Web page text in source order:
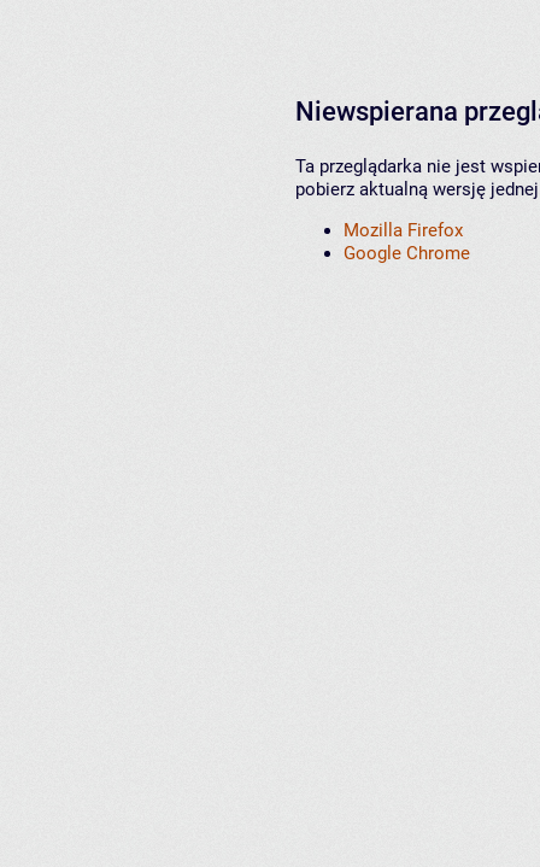
Niewspierana
Ta przeglądarka nie jest
pobierz aktualną wersję
Mozilla Firefox
Google Chrome